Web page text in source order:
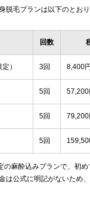
毛プランは以下のとおり
回数
） 3回 8,400
5回 57,200
5回 79,200
5回
麻酔込みプランで、初
は公式に明記がないため